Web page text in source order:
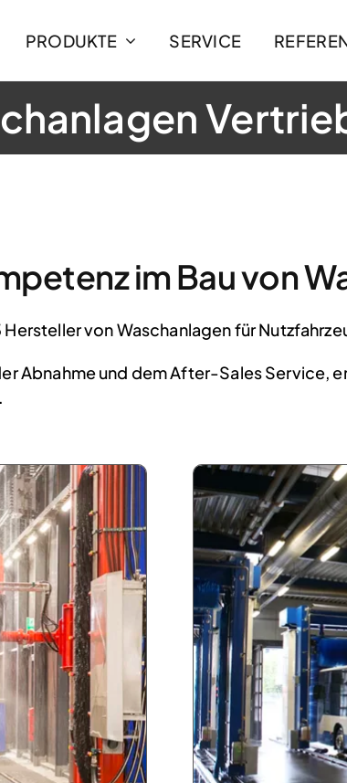
PRODUKTE SERVICE
im Bau von
von Waschanlagen für
Abnahme und dem After-Sales Service,